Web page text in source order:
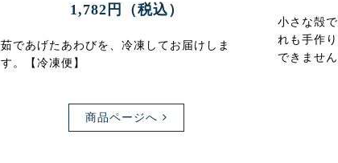
1,782円（税込）
茹であげたあわびを、冷凍してお届けしま
す。【冷凍便】
商品ページへ
小さな殻
れも手作
できませ